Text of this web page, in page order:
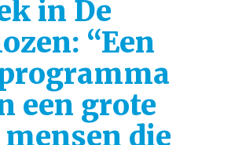
in De
“Een
een grote
die